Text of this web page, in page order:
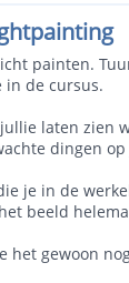
painten.
in de cursus.
laten zien
dingen
je in de
beeld
het gewoon